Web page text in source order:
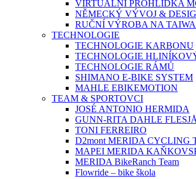
VIRTUÁLNÍ PROHLÍDKA
NĚMECKÝ VÝVOJ &
RUČNÍ VÝROBA NA
TECHNOLOGIE
TECHNOLOGIE KARBONU
TECHNOLOGIE
TECHNOLOGIE RÁMŮ
SHIMANO E-BIKE SYSTEM
MAHLE EBIKEMOTION
TEAM & SPORTOVCI
JOSÉ ANTONIO HERMIDA
GUNN-RITA DAHLE FLESJÅ
TONI FERREIRO
D2mont MERIDA CYCLING
MAPEI MERIDA
MERIDA BikeRanch Team
Flowride – bike škola